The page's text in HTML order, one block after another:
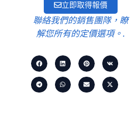
立即取得報價
聯絡我們的銷售團隊，瞭
解您所有的定價選項。.